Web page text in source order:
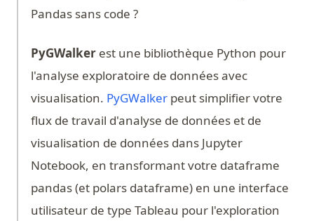
Pandas sans code ?
PyGWalkerest une bibliothèque Python pour
l'analyse exploratoire de données avec
visualisation. PyGWalker(opens in a new tab)
peut simplifier votre
flux de travail d'analyse de données et de
visualisation de données dans Jupyter
Notebook, en transformant votre dataframe
pandas (et polars dataframe) en une interface
utilisateur de type Tableau pour l'exploration